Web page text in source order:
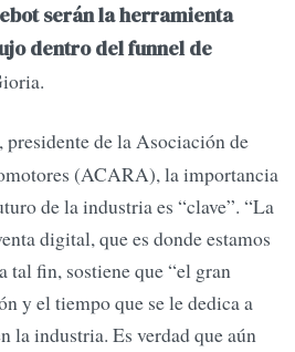
serán la herramienta
dentro del funnel de
, presidente de la Asociación de
(ACARA), la importancia
de la industria es “clave”. “La
digital, que es donde estamos
tal fin, sostiene que “el gran
y el tiempo que se le dedica a
la industria. Es verdad que aún